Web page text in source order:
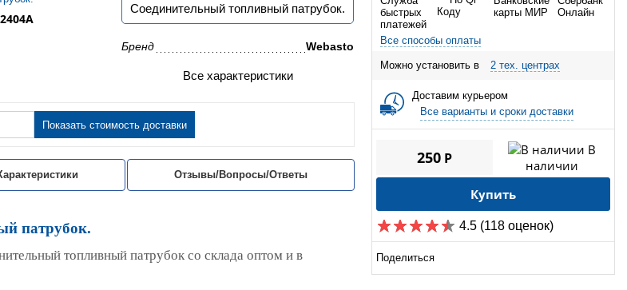
Все способы оплаты
Можно установить в 2 тех. центрах
Доставим курьером
Все варианты и сроки доставки
250P
В
наличии
Купить
4.5 (118 оценок)
Поделиться
Cоединительный топливный патрубок.
Бренд Webasto
Все характеристики
Показать стоимость доставки
Отзывы/Вопросы/Ответы
патрубок.
топливный патрубок со склада оптом и в